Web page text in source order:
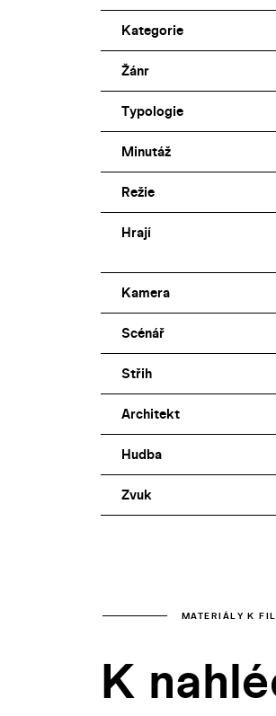
Kategorie
Žánr
Typologie
Minutáž
Režie
Hrají
Kamera
Scénář
Střih
Architekt
Hudba
Zvuk
MATERIÁLY K
K